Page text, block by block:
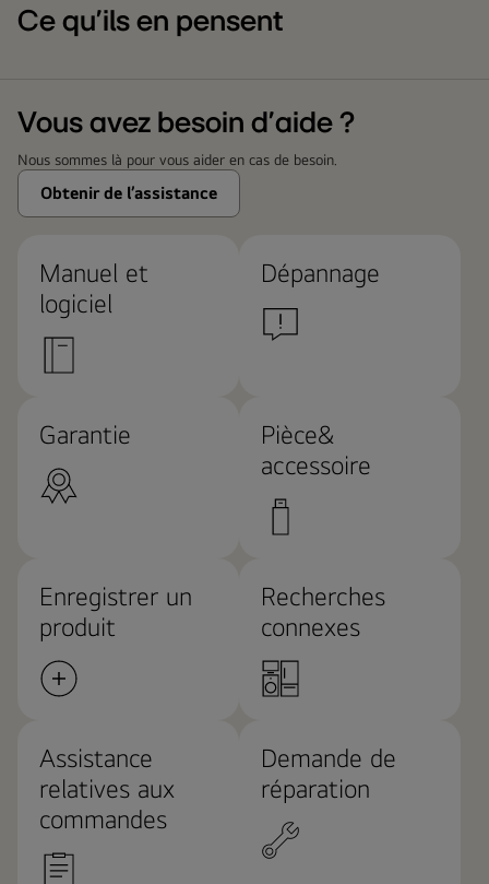
Ce qu’ils en pensent
Vous avez besoin d’aide ?
Nous sommes là pour vous aider en cas de besoin.
Obtenir de l’assistance
Manuel et
logiciel
Dépannage
Garantie
Pièce&
accessoire
Enregistrer un
produit
Recherches
connexes
Assistance
relatives aux
commandes
Demande de
réparation